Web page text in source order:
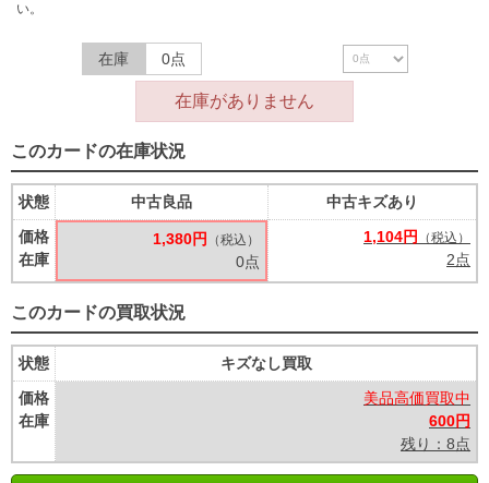
い。
在庫 0点
在庫がありません
このカードの在庫状況
状態
価格
在庫
中古良品
1,380円 （税込）
0点
中古キズあり
1,104円
（税込）
2点
このカードの買取状況
状態
価格
在庫
キズなし買取
美品高価買取中
600円
残り：8点